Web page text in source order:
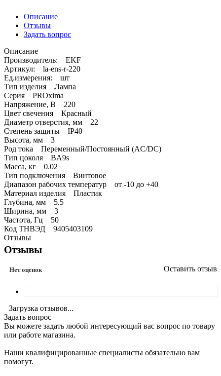
Описание
Отзывы
Задать вопрос
Описание
Производитель: EKF
Артикул: la-ens-r-220
Ед.измерения: шт
Тип изделия Лампа
Серия PROxima
Напряжение, В 220
Цвет свечения Красный
Диаметр отверстия, мм 22
Степень защиты IP40
Высота, мм 3
Род тока Переменный/Постоянный (AC/DC)
Тип цоколя BA9s
Масса, кг 0.02
Тип подключения Винтовое
Диапазон рабочих температур от -10 до +40
Материал изделия Пластик
Глубина, мм 5.5
Ширина, мм 3
Частота, Гц 50
Код ТНВЭД 9405403109
Отзывы
Отзывы
Нет оценок Оставить отзыв
Загрузка отзывов...
Задать вопрос
Вы можете задать любой интересующий вас вопрос по товару
или работе магазина.
Наши квалифицированные специалисты обязательно вам
помогут.